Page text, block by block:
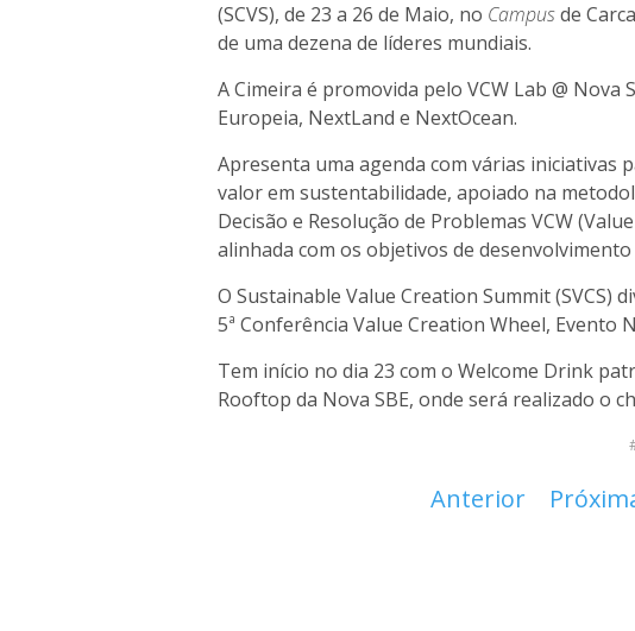
(SCVS), de 23 a 26 de Maio, no Campusde
de uma dezena de líderes mundiais.
A Cimeira é promovida pelo VCW Lab @ Nova
Europeia, NextLand e NextOcean.
Apresenta uma agenda com várias iniciativas
valor em sustentabilidade, apoiado na
Decisão e Resolução de Problemas VCW
alinhada com os objetivos de
O Sustainable Value Creation Summit (SVCS)
5ª Conferência Value Creation Wheel, Evento
Tem início no dia 23 com o Welcome Drink
Rooftop da Nova SBE, onde será realizado o
Anterior